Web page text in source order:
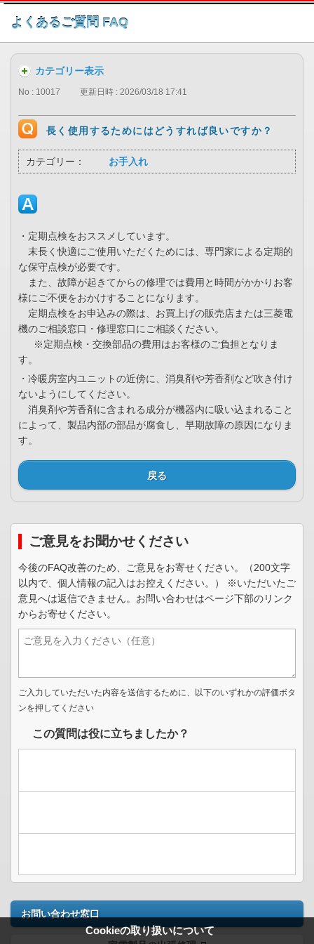
このページの本文へ
よくあるご質問 FAQ
Cookieの取り扱いについて
カテゴリー表示
No : 10017 更新日時 : 2026/03/18 17:41
長く使用するためにはどうすれば良いですか？
カテゴリー： お手入れ
・定期点検をおススメしています。
末長く快適にご使用いただくためには、専門家による定期的
な保守点検が必要です。
また、故障が起きてからの修理では費用と時間がかかりお客
様にご不便をおかけすることになります。
定期点検をお申込みの際は、お買上げの販売店または三菱電
機のご相談窓口・修理窓口にご相談ください。
※定期点検・交換部品の費用はお客様のご負担となりま
す。
・冷暖房室内ユニットの近傍に、消臭剤や芳香剤など吹き付け
ないようにしてください。
消臭剤や芳香剤に含まれる成分が機器内に吸い込まれること
によって、製品内部の部品が腐食し、早期故障の原因になりま
す。
戻る
ご意見をお聞かせください
今後のFAQ改善のため、ご意見をお寄せください。（200文字
以内で、個人情報の記入はお控えください。） ※いただいたご
意見へは返信できません。お問い合わせはページ下部のリンク
からお寄せください。
ご入力していただいた内容を送信するために、以下のいずれかの評価ボタ
ンを押してください
この質問は役に立ちましたか？
お問い合わせ窓口